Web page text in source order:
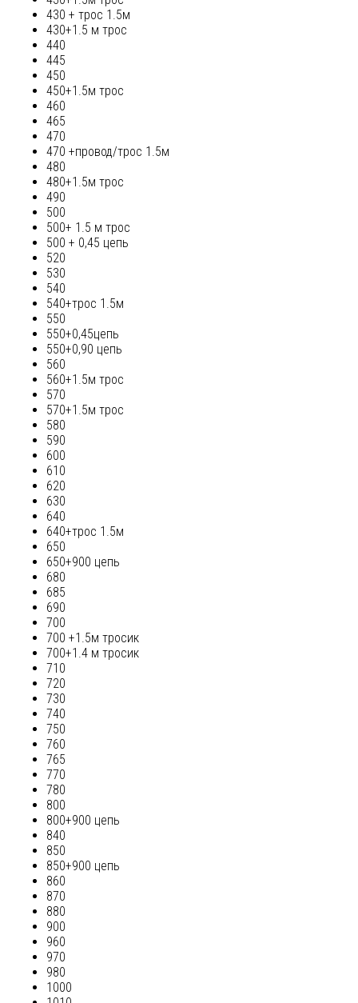
430 + трос 1.5м
430+1.5 м трос
440
445
450
450+1.5м трос
460
465
470
470 +провод/трос 1.5м
480
480+1.5м трос
490
500
500+ 1.5 м трос
500 + 0,45 цепь
520
530
540
540+трос 1.5м
550
550+0,45цепь
550+0,90 цепь
560
560+1.5м трос
570
570+1.5м трос
580
590
600
610
620
630
640
640+трос 1.5м
650
650+900 цепь
680
685
690
700
700 +1.5м тросик
700+1.4 м тросик
710
720
730
740
750
760
765
770
780
800
800+900 цепь
840
850
850+900 цепь
860
870
880
900
960
970
980
1000